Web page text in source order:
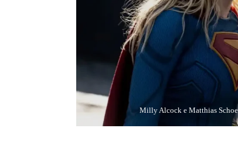
Milly Alcock e Matthias